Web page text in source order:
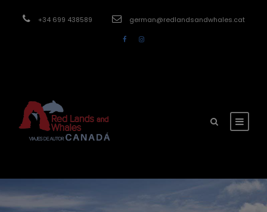
+34 699 438589 german@redlandsandwhales.cat